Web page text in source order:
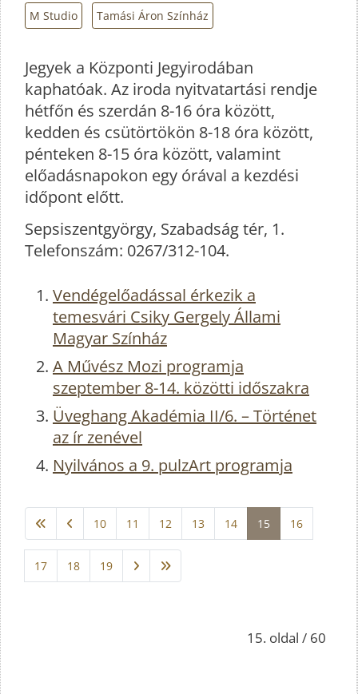
M Studio Tamási Áron Színház
Jegyek a Központi Jegyirodában
kaphatóak. Az iroda nyitvatartási rendje
hétfőn és szerdán 8-16 óra között,
kedden és csütörtökön 8-18 óra között,
pénteken 8-15 óra között, valamint
előadásnapokon egy órával a kezdési
időpont előtt.
Sepsiszentgyörgy, Szabadság tér, 1.
Telefonszám: 0267/312-104.
Vendégelőadással érkezik a
temesvári Csiky Gergely Állami
Magyar Színház
A Művész Mozi programja
szeptember 8-14. közötti időszakra
Üveghang Akadémia II/6. – Történet
az ír zenével
Nyilvános a 9. pulzArt programja
15. oldal / 60
10 11 12 13 14 15 16
17 18 19